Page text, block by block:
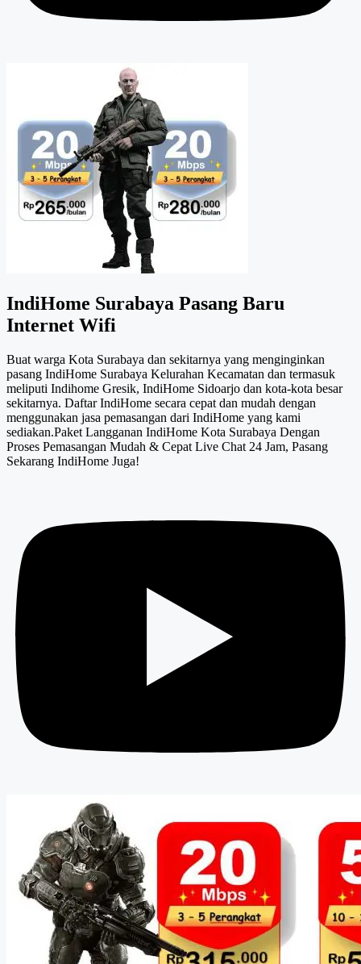
IndiHome Surabaya Pasang Baru
Internet Wifi
Buat warga Kota Surabaya dan sekitarnya yang menginginkan
pasang IndiHome Surabaya Kelurahan Kecamatan dan termasuk
meliputi Indihome Gresik, IndiHome Sidoarjo dan kota-kota besar
sekitarnya. Daftar IndiHome secara cepat dan mudah dengan
menggunakan jasa pemasangan dari IndiHome yang kami
sediakan.Paket Langganan IndiHome Kota Surabaya Dengan
Proses Pemasangan Mudah & Cepat Live Chat 24 Jam, Pasang
Sekarang IndiHome Juga!